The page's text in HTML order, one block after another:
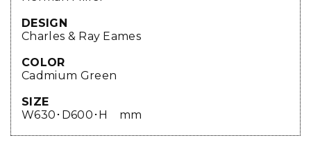
DESIGN
Charles & Ray Eames
COLOR
Cadmium Green
SIZE
W630･D600･H mm